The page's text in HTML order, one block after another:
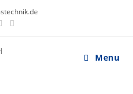
Menu